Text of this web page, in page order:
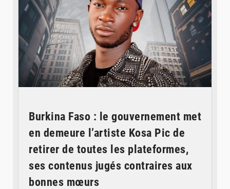
Burkina Faso : le gouvernement met
en demeure l’artiste Kosa Pic de
retirer de toutes les plateformes,
ses contenus jugés contraires aux
bonnes mœurs